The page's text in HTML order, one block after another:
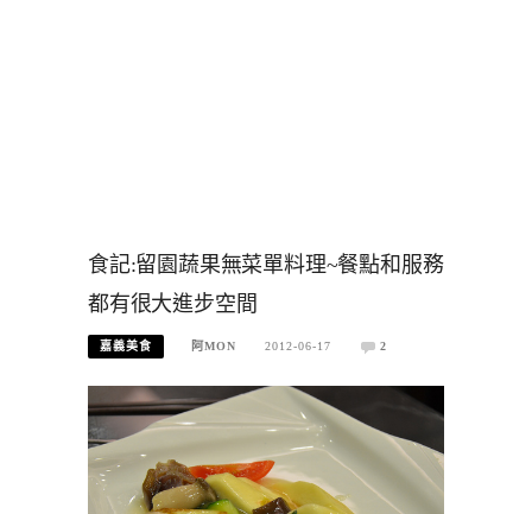
食記:留園蔬果無菜單料理~餐點和服務
都有很大進步空間
嘉義美食 阿MON 2012-06-17 2